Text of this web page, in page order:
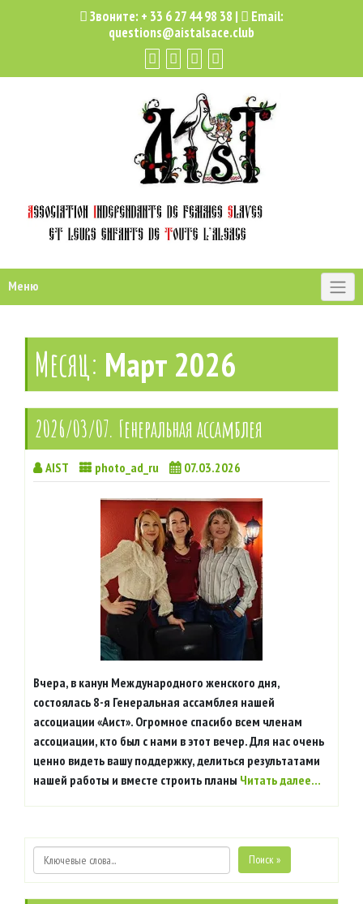
Звоните: + 33 6 27 44 98 38 |
Email:
questions@aistalsace.club
Меню
Месяц: Март 2026
2026/03/07. Генеральная ассамблея
AIST photo_ad_ru 07.03.2026
Вчера, в канун Международного женского дня,
состоялась 8-я Генеральная ассамблея нашей
ассоциации «Аист». Огромное спасибо всем членам
ассоциации, кто был с нами в этот вечер. Для нас очень
ценно видеть вашу поддержку, делиться результатами
нашей работы и вместе строить планы Читать далее…
Поиск »